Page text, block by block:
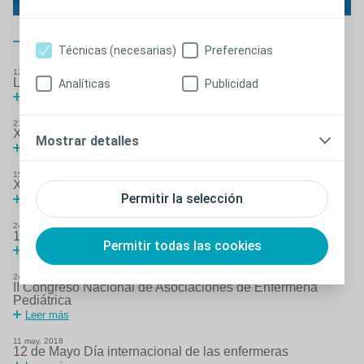
Permitir la selección
Permitir todas las cookies
Técnicas (necesarias) Preferencias
Analíticas Publicidad
Mostrar detalles
Cerrar
12
LXXXIV Congreso Nacional de Urología
21
XXXV Jornadas SEP y XXIV Simposium Aselme
Leer más
15
XV Congreso SINUG 2018
24 2018
12 Congreso ANECORM
Leer más
24
II Congreso Nacional de Asociaciones de Enfermería
Pediátrica
Leer más
11 may. 2018
12 de Mayo Día internacional de las enfermeras